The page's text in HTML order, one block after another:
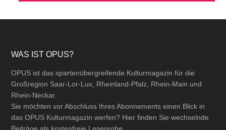
Footer
WAS IST OPUS?
OPUS ist das spartenübergreifende Kulturmagazin für die
Großregion Saar-Lor-Lux, Rheinland-Pfalz, Rhein-Main und
Rhein-Neckar.
Sie möchten vor Abschluss Ihres Abonnements einen Blick in
das OPUS Kulturmagazin werfen? Hier finden Sie wechselnde